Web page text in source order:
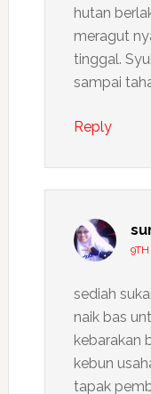
hutan
meragut
tinggal.
sampai
Reply
sediah
naik bas
kebarakan
kebun
tapak